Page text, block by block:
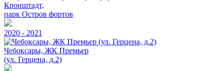
Кронштадт,
парк Остров фортов
2020 - 2021
Чебоксары, ЖК Премьер
(ул. Герцена, д.2)